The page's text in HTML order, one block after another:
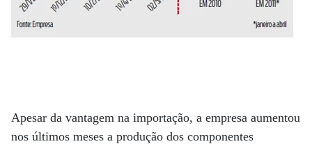
Apesar da vantagem na importação, a empresa aumentou
nos últimos meses a produção dos componentes